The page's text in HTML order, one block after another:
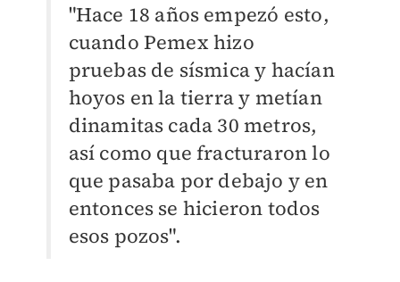
"Hace 18 años empezó esto,
cuando Pemex hizo
pruebas de sísmica y hacían
hoyos en la tierra y metían
dinamitas cada 30 metros,
así como que fracturaron lo
que pasaba por debajo y en
entonces se hicieron todos
esos pozos".